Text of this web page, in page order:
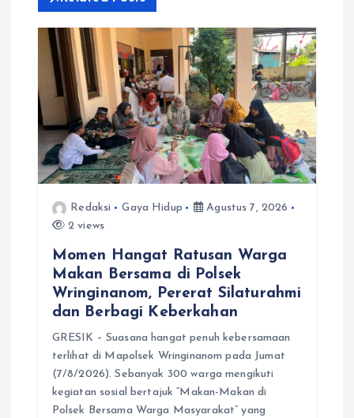
p
s
Redaksi Gaya Hidup
Agustus 7, 2026
2 views
Momen Hangat Ratusan Warga
Makan Bersama di Polsek
Wringinanom, Pererat Silaturahmi
dan Berbagi Keberkahan
GRESIK – Suasana hangat penuh kebersamaan
terlihat di Mapolsek Wringinanom pada Jumat
(7/8/2026). Sebanyak 300 warga mengikuti
kegiatan sosial bertajuk “Makan-Makan di
Polsek Bersama Warga Masyarakat” yang